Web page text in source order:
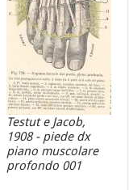
Testut e Jacob,
1908 - piede dx
piano muscolare
profondo 001